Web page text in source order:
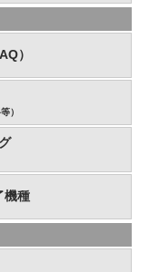
）
）
機種